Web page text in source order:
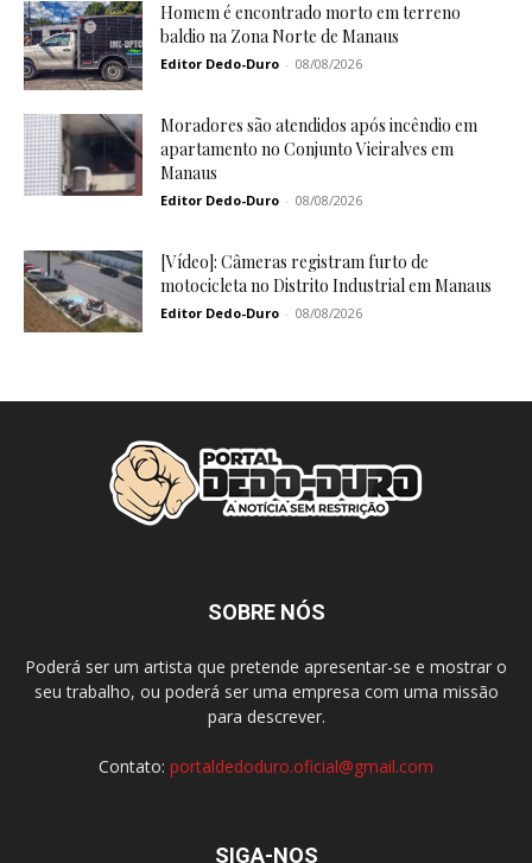
Homem é encontrado morto em terreno
baldio na Zona Norte de Manaus
Editor Dedo-Duro - 08/08/2026
Moradores são atendidos após incêndio em
apartamento no Conjunto Vieiralves em
Manaus
Editor Dedo-Duro - 08/08/2026
[Vídeo]: Câmeras registram furto de
motocicleta no Distrito Industrial em Manaus
Editor Dedo-Duro - 08/08/2026
SOBRE NÓS
Poderá ser um artista que pretende apresentar-se e mostrar o
seu trabalho, ou poderá ser uma empresa com uma missão
para descrever.
Contato: portaldedoduro.oficial@gmail.com
SIGA-NOS